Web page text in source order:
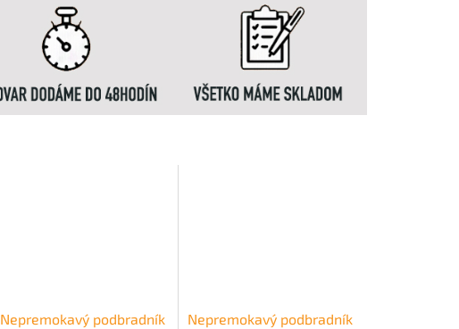
Nepremokavý podbradník
Nepremokavý podbradník